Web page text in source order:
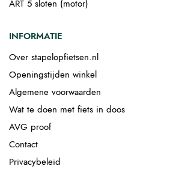
ART 5 sloten (motor)
INFORMATIE
Over stapelopfietsen.nl
Openingstijden winkel
Algemene voorwaarden
Wat te doen met fiets in doos
AVG proof
Contact
Privacybeleid